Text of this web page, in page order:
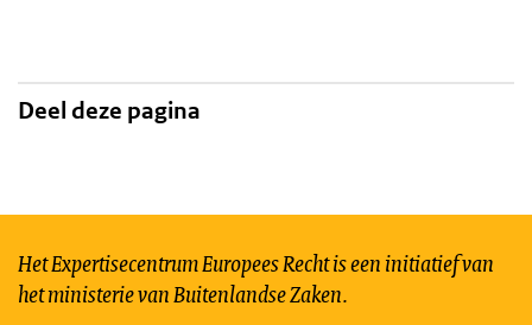
Deel deze pagina
Het Expertisecentrum Europees Recht is een initiatief van
het ministerie van Buitenlandse Zaken.